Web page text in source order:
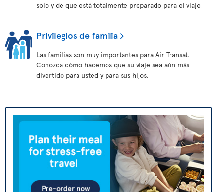
solo y de que está totalmente preparado para el viaje.
Privilegios de familia
Las familias son muy importantes para Air Transat.
Conozca cómo hacemos que su viaje sea aún más
divertido para usted y para sus hijos.